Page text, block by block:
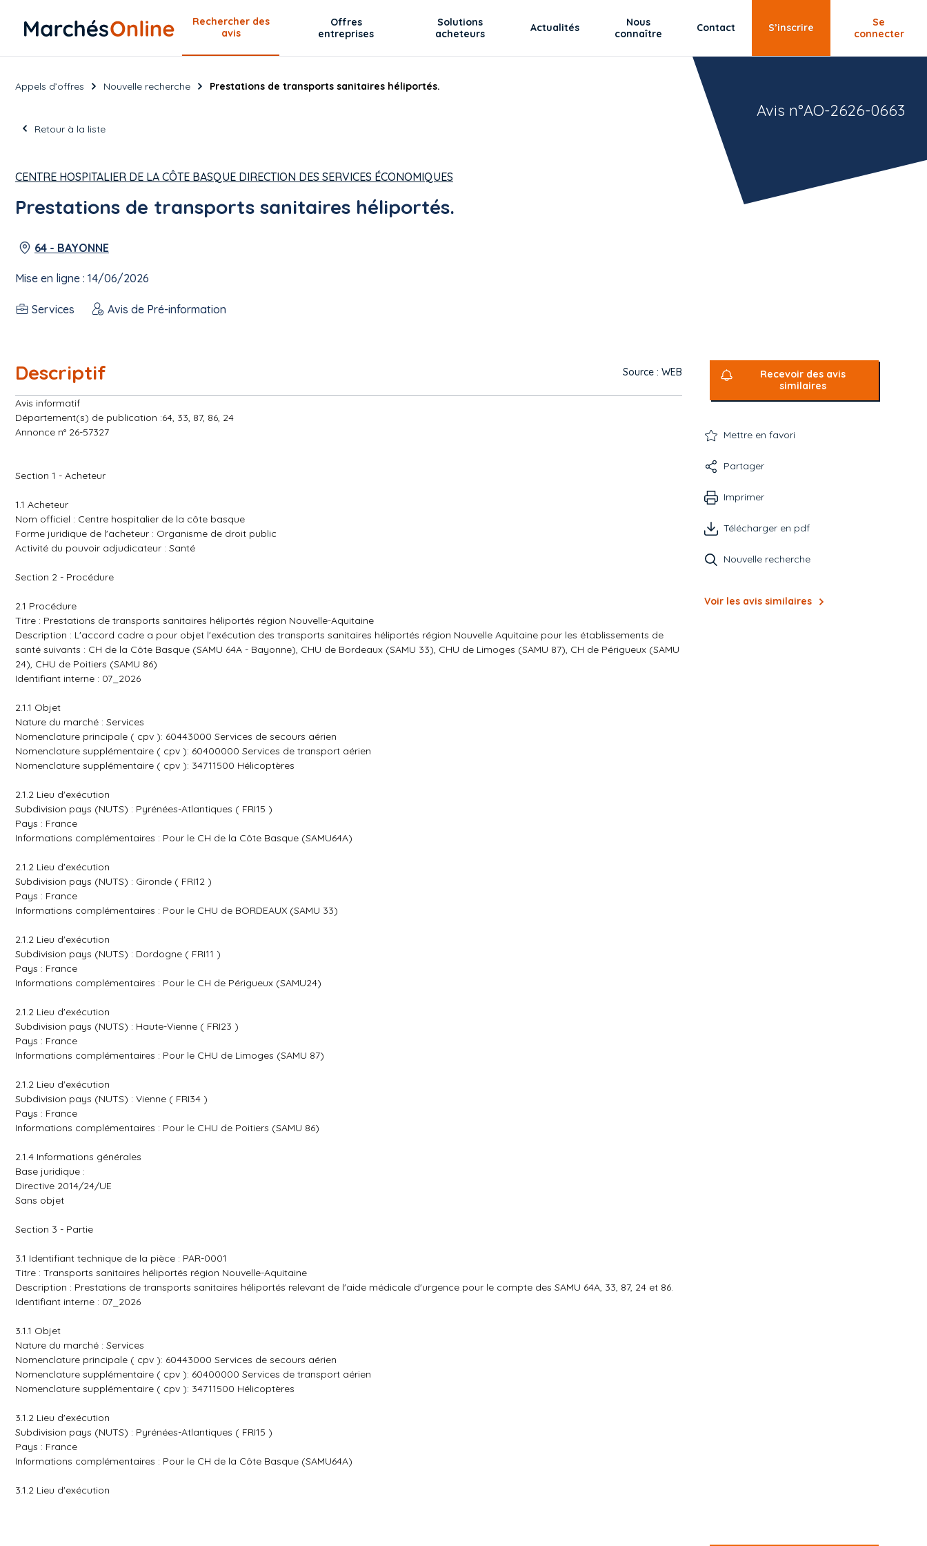
Rechercher des
avis
Offres
entreprises
Solutions
acheteurs
Actualités
Nous
connaître
Contact S’inscrire
Se
connecter
Appels d’offres Nouvelle recherche Prestations de transports sanitaires héliportés.
Retour à la liste
CENTRE HOSPITALIER DE LA CÔTE BASQUE DIRECTION DES SERVICES ÉCONOMIQUES
Prestations de transports sanitaires héliportés.
64 - BAYONNE
Mise en ligne : 14/06/2026
Services Avis de Pré-information
Avis n°AO-2626-0663
Descriptif Source : WEB
Avis informatif
Département(s) de publication :64, 33, 87, 86, 24
Annonce n° 26-57327
Section 1 - Acheteur
1.1 Acheteur
Nom officiel : Centre hospitalier de la côte basque
Forme juridique de l'acheteur : Organisme de droit public
Activité du pouvoir adjudicateur : Santé
Section 2 - Procédure
2.1 Procédure
Titre : Prestations de transports sanitaires héliportés région Nouvelle-Aquitaine
Description : L'accord cadre a pour objet l'exécution des transports sanitaires héliportés région Nouvelle Aquitaine pour les établissements de
santé suivants : CH de la Côte Basque (SAMU 64A - Bayonne), CHU de Bordeaux (SAMU 33), CHU de Limoges (SAMU 87), CH de Périgueux (SAMU
24), CHU de Poitiers (SAMU 86)
Identifiant interne : 07_2026
2.1.1 Objet
Nature du marché : Services
Nomenclature principale ( cpv ): 60443000 Services de secours aérien
Nomenclature supplémentaire ( cpv ): 60400000 Services de transport aérien
Nomenclature supplémentaire ( cpv ): 34711500 Hélicoptères
2.1.2 Lieu d'exécution
Subdivision pays (NUTS) : Pyrénées-Atlantiques ( FRI15 )
Pays : France
Informations complémentaires : Pour le CH de la Côte Basque (SAMU64A)
2.1.2 Lieu d'exécution
Subdivision pays (NUTS) : Gironde ( FRI12 )
Pays : France
Informations complémentaires : Pour le CHU de BORDEAUX (SAMU 33)
2.1.2 Lieu d'exécution
Subdivision pays (NUTS) : Dordogne ( FRI11 )
Pays : France
Informations complémentaires : Pour le CH de Périgueux (SAMU24)
2.1.2 Lieu d'exécution
Subdivision pays (NUTS) : Haute-Vienne ( FRI23 )
Pays : France
Informations complémentaires : Pour le CHU de Limoges (SAMU 87)
2.1.2 Lieu d'exécution
Subdivision pays (NUTS) : Vienne ( FRI34 )
Pays : France
Informations complémentaires : Pour le CHU de Poitiers (SAMU 86)
2.1.4 Informations générales
Base juridique :
Directive 2014/24/UE
Sans objet
Section 3 - Partie
3.1 Identifiant technique de la pièce : PAR-0001
Titre : Transports sanitaires héliportés région Nouvelle-Aquitaine
Description : Prestations de transports sanitaires héliportés relevant de l'aide médicale d'urgence pour le compte des SAMU 64A, 33, 87, 24 et 86.
Identifiant interne : 07_2026
3.1.1 Objet
Nature du marché : Services
Nomenclature principale ( cpv ): 60443000 Services de secours aérien
Nomenclature supplémentaire ( cpv ): 60400000 Services de transport aérien
Nomenclature supplémentaire ( cpv ): 34711500 Hélicoptères
3.1.2 Lieu d'exécution
Subdivision pays (NUTS) : Pyrénées-Atlantiques ( FRI15 )
Pays : France
Informations complémentaires : Pour le CH de la Côte Basque (SAMU64A)
3.1.2 Lieu d'exécution
Recevoir des avis
similaires
Mettre en favori
Partager
Imprimer
Télécharger en pdf
Nouvelle recherche
Voir les avis similaires